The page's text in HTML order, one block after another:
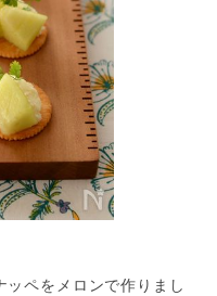
ペをメロンで作りまし